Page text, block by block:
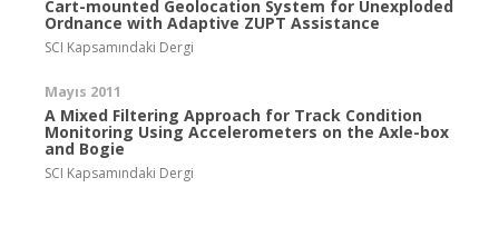
Cart-mounted Geolocation System for Unexploded
Ordnance with Adaptive ZUPT Assistance
SCI Kapsamındaki Dergi
Mayıs 2011
A Mixed Filtering Approach for Track Condition
Monitoring Using Accelerometers on the Axle-box
and Bogie
SCI Kapsamındaki Dergi